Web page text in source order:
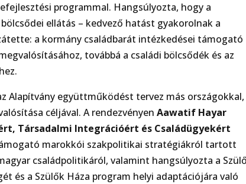
programmal. Hangsúlyozta, hogy a
ellátás – kedvező hatást gyakorolnak a
a kormány családbarát intézkedései támogató
továbbá a családi bölcsődék és az
Alapítvány együttműködést tervez más országokkal,
céljával. A rendezvényen Aawatif Hayar
Társadalmi Integrációért és Családügyekért
marokkói szakpolitikai stratégiákról tartott
családpolitikáról, valamint hangsúlyozta a
és a Szülők Háza program helyi adaptációjára való